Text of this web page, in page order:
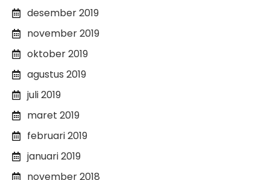
desember 2019
november 2019
oktober 2019
agustus 2019
juli 2019
maret 2019
februari 2019
januari 2019
november 2018